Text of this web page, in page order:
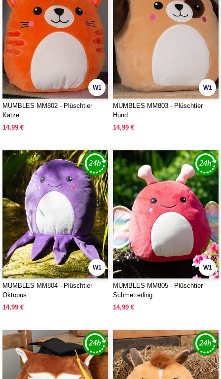
W1
MUMBLES MM802 - Plüschtier
Katze
14,99 €
W1
MUMBLES MM803 - Plüschtier
Hund
14,99 €
W1
MUMBLES MM804 - Plüschtier
Oktopus
14,99 €
W1
MUMBLES MM805 - Plüschtier
Schmetterling
14,99 €